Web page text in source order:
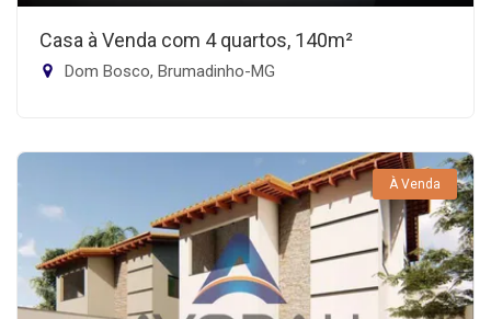
Casa à Venda com 4 quartos, 140m²
Dom Bosco, Brumadinho-MG
À Venda